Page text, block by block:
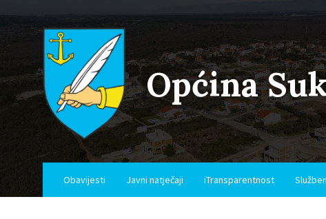
to
content
to
navigation
to
Općina
Obavijesti Javni natječaji iTransparentnost